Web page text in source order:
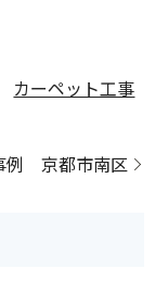
カーペット工事
例 京都市南区